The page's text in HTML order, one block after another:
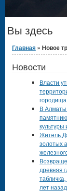
Вы здесь
Главная » Новое
Новости
Власти
В Алматы
культуры
Житель
золотых
древняя
лет